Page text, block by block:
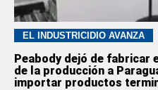
EL INDUSTRICIDIO AVANZA
Peabody dejó de fabricar
de la producción a
importar productos